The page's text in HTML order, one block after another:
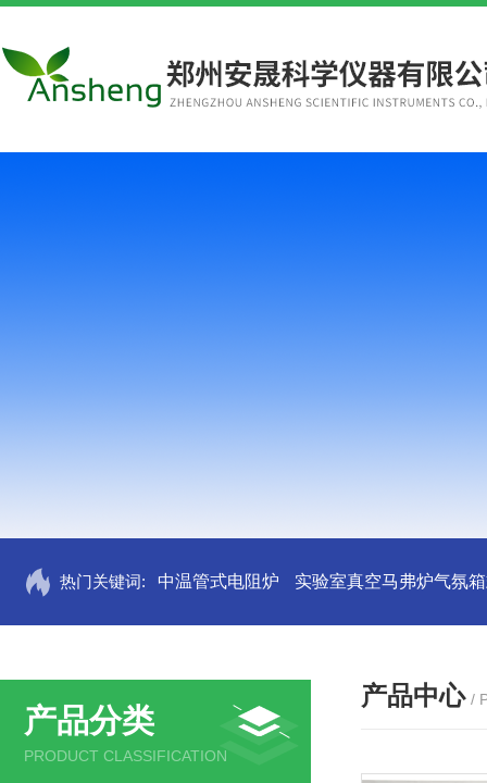
热门关键词: 中温管式电阻炉 实验室真空马弗炉气氛
产品分类
PRODUCT CLASSIFICATION
产品中心 /